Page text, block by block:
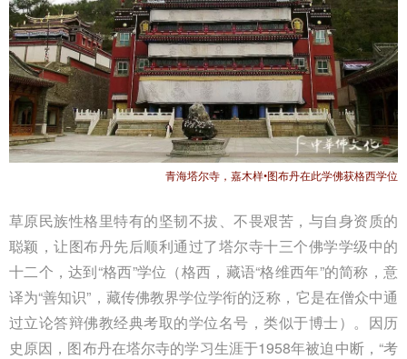
青海塔尔寺，嘉木样•图布丹在此学佛获格西学位
草原民族性格里特有的坚韧不拔、不畏艰苦，与自身资质的
聪颖，让图布丹先后顺利通过了塔尔寺十三个佛学学级中的
十二个，达到“格西”学位（格西，藏语“格维西年”的简称，意
译为“善知识”，藏传佛教界学位学衔的泛称，它是在僧众中通
过立论答辩佛教经典考取的学位名号，类似于博士）。因历
史原因，图布丹在塔尔寺的学习生涯于1958年被迫中断，“考